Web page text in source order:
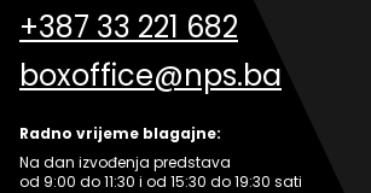
+387 33 221 682
boxoffice@nps.ba
Radno vrijeme blagajne:
Na dan izvođenja predstava
od 9:00 do 11:30 i od 15:30 do 19:30 sati